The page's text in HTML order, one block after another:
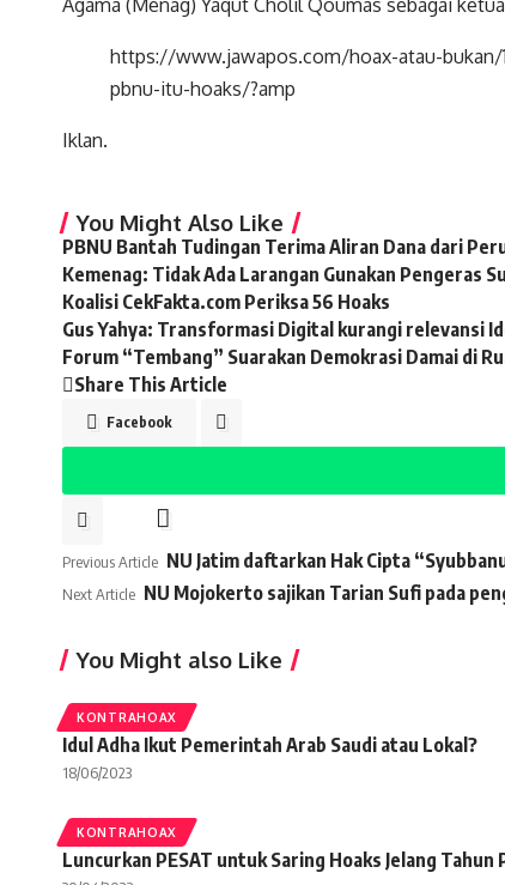
Agama (Menag) Yaqut Cholil Qoumas sebagai
https://www.jawapos.com/hoax-atau-bukan/
pbnu-itu-hoaks/?amp
Iklan.
You Might Also Like
PBNU Bantah Tudingan Terima Aliran Dana dari
Kemenag: Tidak Ada Larangan Gunakan Pengeras
Koalisi CekFakta.com Periksa 56 Hoaks
Gus Yahya: Transformasi Digital kurangi relevansi
Forum “Tembang” Suarakan Demokrasi Damai di
Share This Article
Facebook
Previous Article NU Jatim daftarkan Hak Cipta
Next Article NU Mojokerto sajikan Tarian Sufi pada
You Might also Like
KONTRAHOAX
Idul Adha Ikut Pemerintah Arab Saudi atau Lokal?
18/06/2023
KONTRAHOAX
Luncurkan PESAT untuk Saring Hoaks Jelang Tahun